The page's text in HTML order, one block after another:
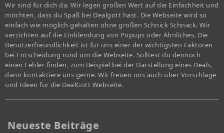
Wir sind für dich da. Wir legen großen Wert auf die Einfachheit und
möchten, dass du Spaß bei Dealgott hast. Die Webseite wird so
einfach wie möglich gehalten ohne großen Schnick Schnack. Wir
verzichten auf die Einblendung von Popups oder Ähnliches. Die
Benutzerfreundlichkeit ist für uns einer der wichtigsten Faktoren
bei Entscheidung rund um die Webseite. Solltest du dennoch
einen Fehler finden, zum Beispiel bei der Darstellung eines Deals,
dann kontaktiere uns gerne. Wir freuen uns auch über Vorschläge
und Ideen für die DealGott Webseite.
Neueste Beiträge